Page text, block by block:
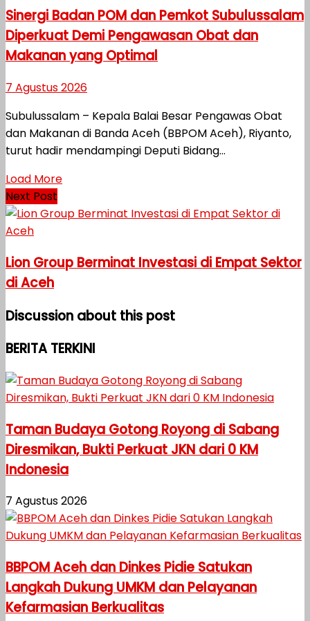
Sinergi Badan POM dan Pemkot Subulussalam
Diperkuat Demi Pengawasan Obat dan
Makanan yang Optimal
7 Agustus 2026
Subulussalam – Kepala Balai Besar Pengawas Obat
dan Makanan di Banda Aceh (BBPOM Aceh), Riyanto,
turut hadir mendampingi Deputi Bidang...
Load More
Next Post
Lion Group Berminat Investasi di Empat Sektor
di Aceh
Discussion about this post
BERITA TERKINI
Taman Budaya Gotong Royong di Sabang
Diresmikan, Bukti Perkuat JKN dari 0 KM
Indonesia
7 Agustus 2026
BBPOM Aceh dan Dinkes Pidie Satukan
Langkah Dukung UMKM dan Pelayanan
Kefarmasian Berkualitas